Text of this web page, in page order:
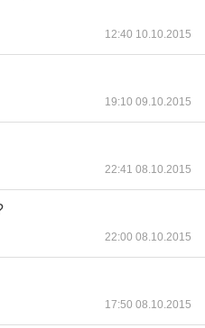
12:40 10.10.2015
19:10 09.10.2015
22:41 08.10.2015
22:00 08.10.2015
17:50 08.10.2015